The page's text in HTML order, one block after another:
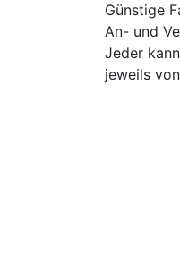
Günstige
An- und
Jeder
jeweils